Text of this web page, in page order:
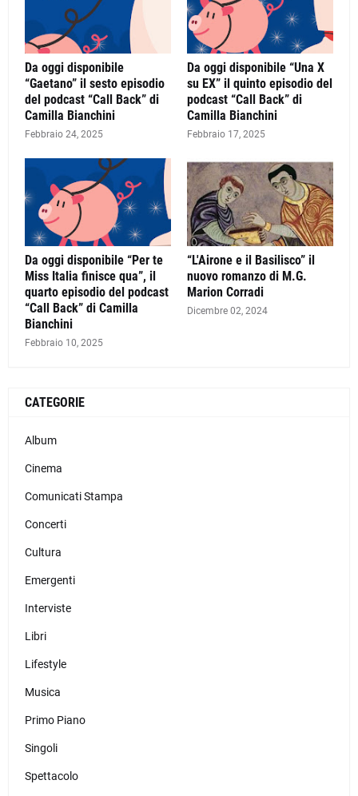
Da oggi disponibile
“Gaetano” il sesto episodio
del podcast “Call Back” di
Camilla Bianchini
Febbraio 24, 2025
Da oggi disponibile “Una X
su EX” il quinto episodio del
podcast “Call Back” di
Camilla Bianchini
Febbraio 17, 2025
Da oggi disponibile “Per te
Miss Italia finisce qua”, il
quarto episodio del podcast
“Call Back” di Camilla
Bianchini
Febbraio 10, 2025
“L'Airone e il Basilisco” il
nuovo romanzo di M.G.
Marion Corradi
Dicembre 02, 2024
CATEGORIE
Album
Cinema
Comunicati Stampa
Concerti
Cultura
Emergenti
Interviste
Libri
Lifestyle
Musica
Primo Piano
Singoli
Spettacolo